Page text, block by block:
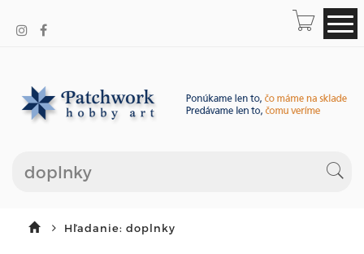
Hľadanie: doplnky